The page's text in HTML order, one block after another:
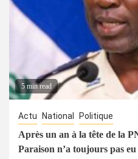
5 min read
Actu National Politique
Après un an à la tête de la
Paraison n’a toujours pas